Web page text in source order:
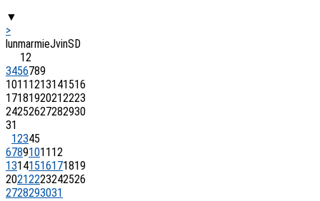
▼
>
lunmarmieJvinS D
12
3456789
1011 1213141516
17181920212223
24252627282930
31
12345
67891011 12
13141516171819
20212223242526
2728293031